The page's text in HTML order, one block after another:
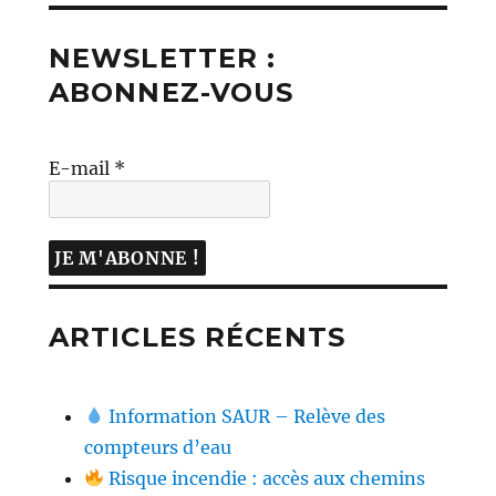
NEWSLETTER :
ABONNEZ-VOUS
E-mail *
ARTICLES RÉCENTS
Information SAUR – Relève des
compteurs d’eau
Risque incendie : accès aux chemins